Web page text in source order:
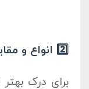
2️⃣ انواع و مقایسه
برای درک بهتر